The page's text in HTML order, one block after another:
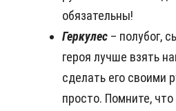
обязательны!
Геркулес – полубог,
героя лучше взять
сделать его своими
просто. Помните, что